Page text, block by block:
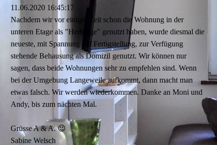
11.06.2020 16:45:17
Nachdem wir vor einiger Zeit schon die Wohnung in der
unteren Etage als "Herberge" genutzt haben, wurde diesmal die
neueste, mit Spannung auf Fertigstellung, zur Verfügung
stehende Behausung als Domizil genutzt. Wir können nur
sagen, dass beide Wohnungen sehr zu empfehlen sind. Wenn
bei der Umgebung Langeweile aufkommt, dann macht man
etwas falsch. Wir werden wiederkommen. Danke an Moni und
Andy, bis zum nächten Mal.
Grüsse A & A. 😉
Sabine Welsch